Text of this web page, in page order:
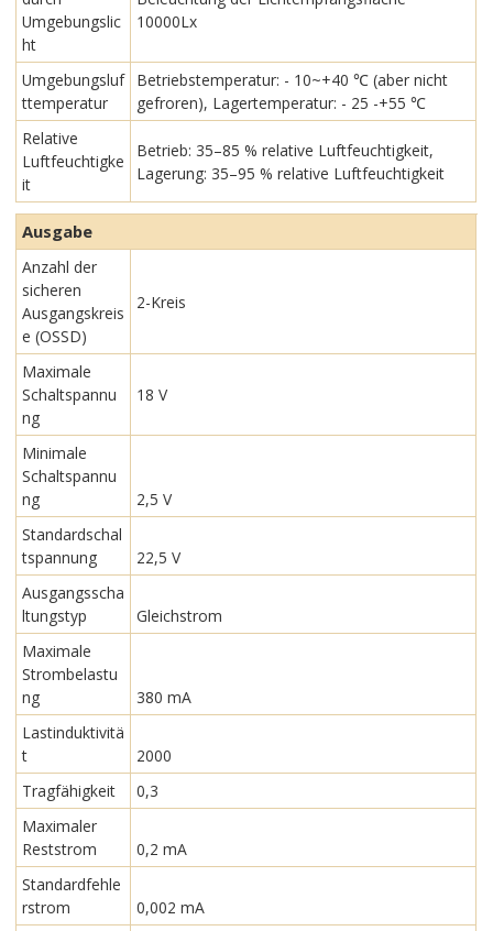
Umgebungslic
ht
10000Lx
Umgebungsluf
ttemperatur
Betriebstemperatur: - 10~+40 ℃ (aber nicht
gefroren), Lagertemperatur: - 25 -+55 ℃
Relative
Luftfeuchtigke
it
Betrieb: 35–85 % relative Luftfeuchtigkeit,
Lagerung: 35–95 % relative Luftfeuchtigkeit
Ausgabe
Anzahl der
sicheren
Ausgangskreis
e (OSSD)
2-Kreis
Maximale
Schaltspannu
ng
18 V
Minimale
Schaltspannu
ng
2,5 V
Standardschal
tspannung
22,5 V
Ausgangsscha
ltungstyp
Gleichstrom
Maximale
Strombelastu
ng
380 mA
Lastinduktivitä
t
2000
Tragfähigkeit
0,3
Maximaler
Reststrom
0,2 mA
Standardfehle
rstrom
0,002 mA